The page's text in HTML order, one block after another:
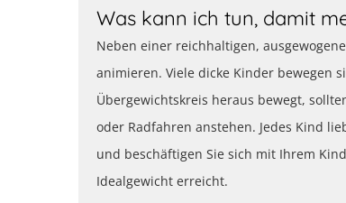
Was kann ich tun, damit
Neben einer reichhaltigen,
animieren. Viele dicke Kinder bewegen
Übergewichtskreis heraus bewegt,
oder Radfahren anstehen. Jedes Kind
und beschäftigen Sie sich mit Ihrem
Idealgewicht erreicht.